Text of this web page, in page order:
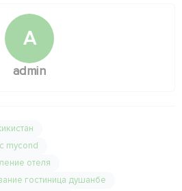
A
admin
mycond
отеля
гостиница душанбе